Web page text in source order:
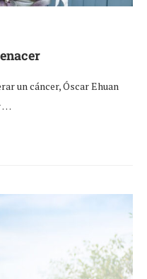
un cáncer, Óscar Ehuan
…